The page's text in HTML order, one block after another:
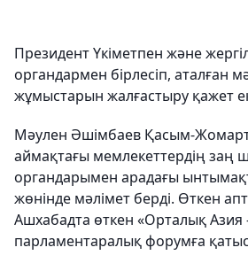
Президент Үкіметпен және
органдармен бірлесіп, аталған
жұмыстарын жалғастыру қажет
Мәулен Әшімбаев Қасым-
аймақтағы мемлекеттердің заң
органдарымен арадағы
жөнінде мәлімет берді. Өткен
Ашхабадта өткен «Орталық Азия
парламентаралық форумға